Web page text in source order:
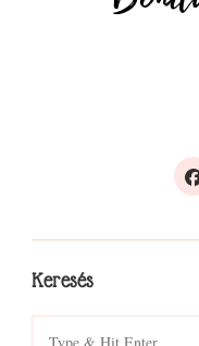
Keresés
Search